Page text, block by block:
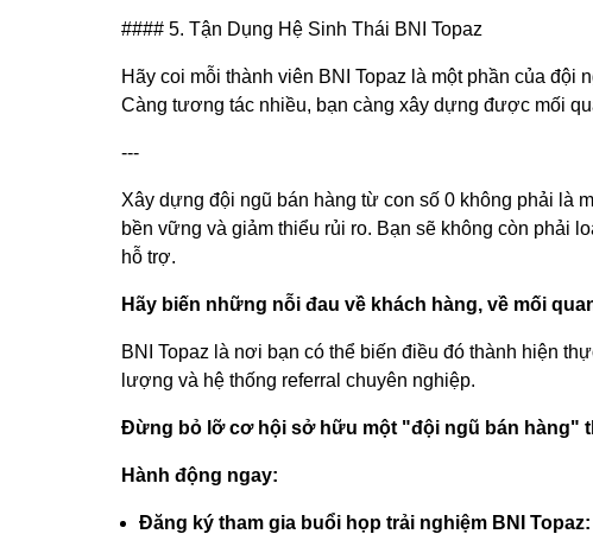
#### 5. Tận Dụng Hệ Sinh Thái BNI Topaz
Hãy coi mỗi thành viên BNI Topaz là một phần của
Càng tương tác nhiều, bạn càng xây dựng được mối
---
Xây dựng đội ngũ bán hàng từ con số 0 không phải là
bền vững và giảm thiểu rủi ro. Bạn sẽ không còn phải
hỗ trợ.
Hãy biến những nỗi đau về khách hàng, về mối
BNI Topaz là nơi bạn có thể biến điều đó thành hiện
lượng và hệ thống referral chuyên nghiệp.
Đừng bỏ lỡ cơ hội sở hữu một "đội ngũ bán hàng"
Hành động ngay:
Đăng ký tham gia buổi họp trải nghiệm BNI Topaz: